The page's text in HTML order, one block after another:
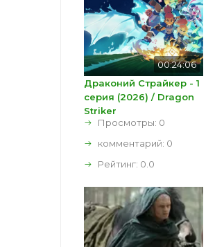
00:24:06
Драконий Страйкер - 1
серия (2026) / Dragon
Striker
Просмотры: 0
комментарий: 0
Рейтинг: 0.0